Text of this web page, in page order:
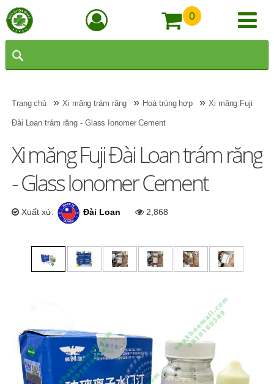
0
Trang chủ »Xi măng trám răng » Hoá trùng hợp »Xi măng Fuji
Đài Loan trám răng - Glass Ionomer Cement
Xi măng Fuji Đài Loan trám răng
- Glass Ionomer Cement
Xuất xứ: Đài Loan 2,868